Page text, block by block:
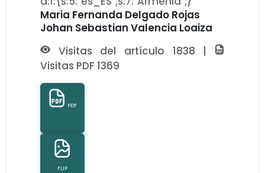
Maria Fernanda Delgado Rojas
Johan Sebastian Valencia Loaiza
Visitas del artículo 1838 |
Visitas PDF 1369
PDF
FLIP